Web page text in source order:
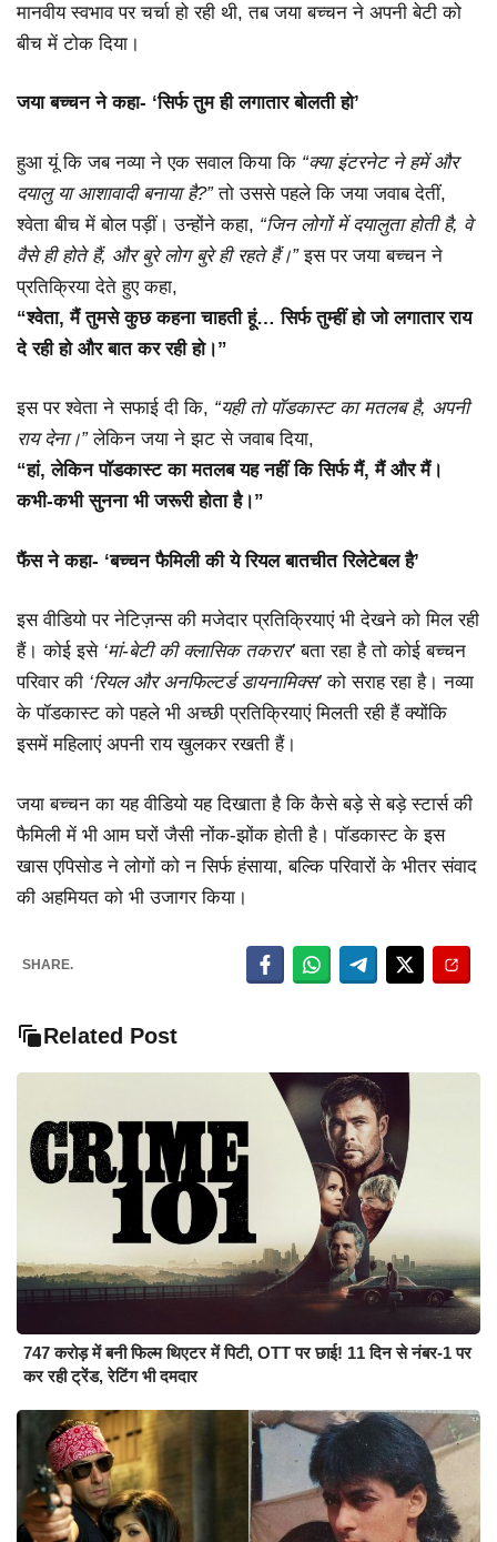
मानवीय स्वभाव पर चर्चा हो रही थी, तब जया बच्चन ने अपनी बेटी को
बीच में टोक दिया।
जया बच्चन ने कहा- ‘सिर्फ तुम ही लगातार बोलती हो’
हुआ यूं कि जब नव्या ने एक सवाल किया कि “क्या इंटरनेट ने हमें और
दयालु या आशावादी बनाया है?”तो उससे पहले कि जया जवाब देतीं,
श्वेता बीच में बोल पड़ीं। उन्होंने कहा, “जिन लोगों में दयालुता होती है, वे
वैसे ही होते हैं, और बुरे लोग बुरे ही रहते हैं।”इस पर जया बच्चन ने
प्रतिक्रिया देते हुए कहा,
“श्वेता, मैं तुमसे कुछ कहना चाहती हूं… सिर्फ तुम्हीं हो जो लगातार राय
दे रही हो और बात कर रही हो।”
इस पर श्वेता ने सफाई दी कि, “यही तो पॉडकास्ट का मतलब है, अपनी
राय देना।”लेकिन जया ने झट से जवाब दिया,
“हां, लेकिन पॉडकास्ट का मतलब यह नहीं कि सिर्फ मैं, मैं और मैं।
कभी-कभी सुनना भी जरूरी होता है।”
फैंस ने कहा- ‘बच्चन फैमिली की ये रियल बातचीत रिलेटेबल है’
इस वीडियो पर नेटिज़न्स की मजेदार प्रतिक्रियाएं भी देखने को मिल रही
हैं। कोई इसे ‘मां-बेटी की क्लासिक तकरार’ बता रहा है तो कोई बच्चन
परिवार की ‘रियल और अनफिल्टर्ड डायनामिक्स’ को सराह रहा है। नव्या
के पॉडकास्ट को पहले भी अच्छी प्रतिक्रियाएं मिलती रही हैं क्योंकि
इसमें महिलाएं अपनी राय खुलकर रखती हैं।
जया बच्चन का यह वीडियो यह दिखाता है कि कैसे बड़े से बड़े स्टार्स की
फैमिली में भी आम घरों जैसी नोंक-झोंक होती है। पॉडकास्ट के इस
खास एपिसोड ने लोगों को न सिर्फ हंसाया, बल्कि परिवारों के भीतर संवाद
की अहमियत को भी उजागर किया।
SHARE.
Related Post
747 करोड़ में बनी फिल्म थिएटर में पिटी, OTT पर छाई! 11 दिन से नंबर-1 पर
कर रही ट्रेंड, रेटिंग भी दमदार